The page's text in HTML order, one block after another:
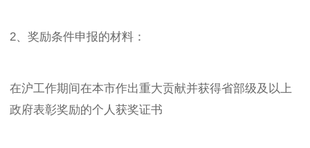
2、奖励条件申报的材料：
在沪工作期间在本市作出重大贡献并获得省部级及以上
政府表彰奖励的个人获奖证书